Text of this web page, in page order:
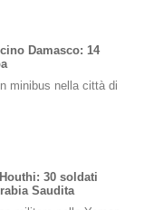
Damasco: 14
minibus nella città di
30 soldati
Saudita